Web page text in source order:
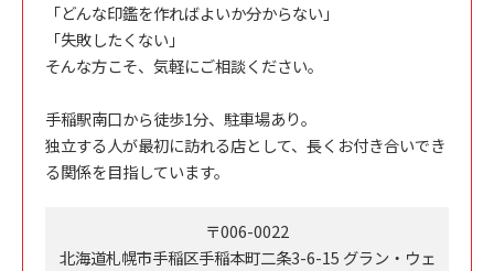
「どんな印鑑を作ればよいか分からない」
「失敗したくない」
そんな方こそ、気軽にご相談ください。
手稲駅南口から徒歩1分、駐車場あり。
独立する人が最初に訪れる店として、長くお付き合いでき
る関係を目指しています。
〒006-0022
北海道札幌市手稲区手稲本町二条3-6-15 グラン・ウェ